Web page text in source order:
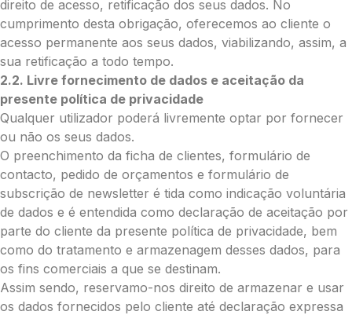
Enviar Flores (Paypal)
Envie Flores
Maria Lúcia Godinho do Canto
Neste formulário, a nossa equipa entrará
em contacto para encontrar a melhor
forma de pagamento.
O que deseja enviar?
Ramo de Flores
Palma
Cruz
Coração
Coroa
Ramo de Flores:
direito de acesso, retificação dos seus dados. No
cumprimento desta obrigação, oferecemos ao cliente o
acesso permanente aos seus dados, viabilizando, assim, a
sua retificação a todo tempo.
2.2. Livre fornecimento de dados e aceitação da
presente política de privacidade
Qualquer utilizador poderá livremente optar por fornecer
ou não os seus dados.
O preenchimento da ficha de clientes, formulário de
contacto, pedido de orçamentos e formulário de
subscrição de newsletter é tida como indicação voluntária
de dados e é entendida como declaração de aceitação por
parte do cliente da presente política de privacidade, bem
como do tratamento e armazenagem desses dados, para
os fins comerciais a que se destinam.
Assim sendo, reservamo-nos direito de armazenar e usar
os dados fornecidos pelo cliente até declaração expressa